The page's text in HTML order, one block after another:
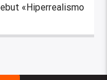
«Hiperrealismo